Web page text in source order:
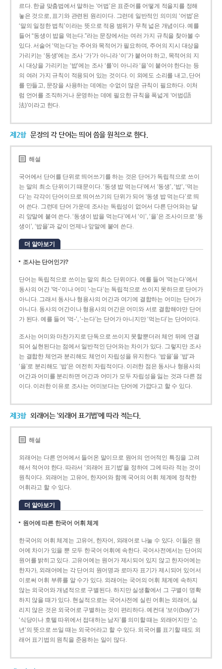
르다. 한글 맞춤법에서 말하는 ‘어법’은 표준어를 어떻게 적을지를 정해
놓은 것으로, 표기와 관련된 원리이다. 그런데 일반적인 의미의 ‘어법’은
‘말의 일정한 법칙’이라는 뜻으로 적용 범위가 무척 넓은 개념이다. 예를
들어 “동생이 밥을 먹는다.”라는 문장에서는 여러 가지 규칙을 찾아볼 수
있다. 서술어 ‘먹는다’는 주어와 목적어가 필요하며, 주어의 지시 대상을
가리키는 ‘동생’에는 조사 ‘가’가 아니라 ‘이’가 붙어야 하고, 목적어의 지
시 대상을 가리키는 ‘밥’에는 조사 ‘를’이 아니라 ‘을’이 붙어야 한다는 등
의 여러 가지 규칙이 적용되어 있는 것이다. 이 외에도 소리를 내고, 단어
를 만들고, 문장을 사용하는 데에는 수없이 많은 규칙이 필요하다. 이처
럼 언어를 조직하거나 운영하는 데에 필요한 규칙을 폭넓게 ‘어법(語
法)’이라고 한다.
제2항 문장의 각 단어는 띄어 씀을 원칙으로 한다.
해설
국어에서 단어를 단위로 띄어쓰기를 하는 것은 단어가 독립적으로 쓰이
는 말의 최소 단위이기 때문이다. ‘동생 밥 먹는다’에서 ‘동생’, ‘밥’, ‘먹는
다’는 각각이 단어이므로 띄어쓰기의 단위가 되어 ‘동생 밥 먹는다’로 띄
어 쓴다. 그런데 단어 가운데 조사는 독립성이 없어서 다른 단어와는 달
리 앞말에 붙여 쓴다. ‘동생이 밥을 먹는다’에서 ‘이’, ‘을’은 조사이므로 ‘동
생이’, ‘밥을’과 같이 언제나 앞말에 붙여 쓴다.
더 알아보기
조사는 단어인가?
단어는 독립적으로 쓰이는 말의 최소 단위이다. 예를 들어 ‘먹는다’에서
동사의 어간 ‘먹-­’이나 어미 ‘­-는다’는 독립적으로 쓰이지 못하므로 단어가
아니다. 그래서 동사나 형용사의 어간과 여기에 결합하는 어미는 단어가
아니다. 동사의 어간이나 형용사의 어간은 어미와 서로 결합해야만 단어
가 된다. 예를 들어 ‘먹-’, ‘-는다’는 단어가 아니지만 ‘먹는다’는 단어이다.
조사는 어미와 마찬가지로 단독으로 쓰이지 못할뿐더러 체언 뒤에 연결
되어 실현된다는 점에서 일반적인 단어와는 차이가 있다. 그렇지만 조사
는 결합한 체언과 분리해도 체언이 자립성을 유지한다. ‘밥을’을 ‘밥’과
‘을’로 분리해도 ‘밥’은 여전히 자립적이다. 이러한 점은 동사나 형용사의
어간과 어미를 분리하면 어간과 어미가 모두 자립성을 잃는 것과 다른 점
이다. 이러한 이유로 조사는 어미보다는 단어에 가깝다고 할 수 있다.
제3항 외래어는 ‘외래어 표기법’에 따라 적는다.
해설
외래어는 다른 언어에서 들어온 말이므로 원어의 언어적인 특징을 고려
해서 적어야 한다. 따라서 ‘외래어 표기법’을 정하여 그에 따라 적는 것이
원칙이다. 외래어는 고유어, 한자어와 함께 국어의 어휘 체계에 정착한
어휘라고 할 수 있다.
더 알아보기
원어에 따른 한국어 어휘 체계
한국어의 어휘 체계는 고유어, 한자어, 외래어로 나눌 수 있다. 이들은 원
어에 차이가 있을 뿐 모두 한국어 어휘에 속한다. 국어사전에서는 단어의
원어를 밝히고 있다. 고유어에는 원어가 제시되어 있지 않고 한자어에는
한자가, 외래어에는 각 단어의 원어명과 로마자 표기가 제시되어 있어서
이로써 어휘 부류를 알 수가 있다. 외래어는 국어의 어휘 체계에 속하지
않는 외국어와 개념적으로 구별된다. 하지만 실생활에서 그 구별이 명확
하지 않을 때가 있다. 현실적으로는 국어사전에 실린 어휘는 외래어, 실
리지 않은 것은 외국어로 구별하는 것이 편리하다. 예컨대 ‘보이(boy)’가
‘식당이나 호텔 따위에서 접대하는 남자’를 의미할 때는 외래어지만 ‘소
년’의 뜻으로 쓰일 때는 외국어라고 할 수 있다. 외국어를 표기할 때도 외
래어 표기법의 원칙을 준용하는 일이 많다.